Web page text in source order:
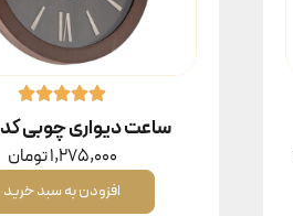
ساعت دیواری چوبی کد ۵۲۱۶۱
1,275,000تومان
افزودن به سبد خرید